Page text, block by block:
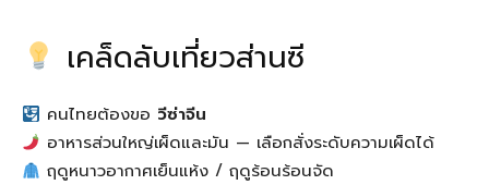
เคล็ดลับเที่ยวส่านซี
คนไทยต้องขอ วีซ่าจีน
อาหารส่วนใหญ่เผ็ดและมัน — เลือกสั่งระดับความเผ็ดได้
ฤดูหนาวอากาศเย็นแห้ง / ฤดูร้อนร้อนจัด